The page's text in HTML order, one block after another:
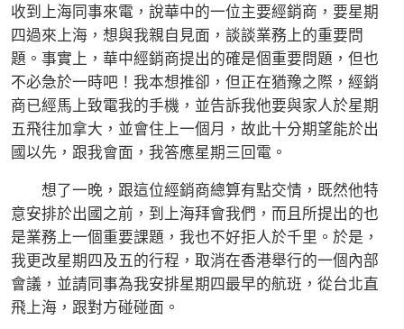
收到上海同事來電，說華中的一位主要經銷商，要星期
四過來上海，想與我親自見面，談談業務上的重要問
題。事實上，華中經銷商提出的確是個重要問題，但也
不必急於一時吧！我本想推卻，但正在猶豫之際，經銷
商已經馬上致電我的手機，並告訴我他要與家人於星期
五飛往加拿大，並會住上一個月，故此十分期望能於出
國以先，跟我會面，我答應星期三回電。
想了一晚，跟這位經銷商總算有點交情，既然他特
意安排於出國之前，到上海拜會我們，而且所提出的也
是業務上一個重要課題，我也不好拒人於千里。於是，
我更改星期四及五的行程，取消在香港舉行的一個內部
會議，並請同事為我安排星期四最早的航班，從台北直
飛上海，跟對方碰碰面。